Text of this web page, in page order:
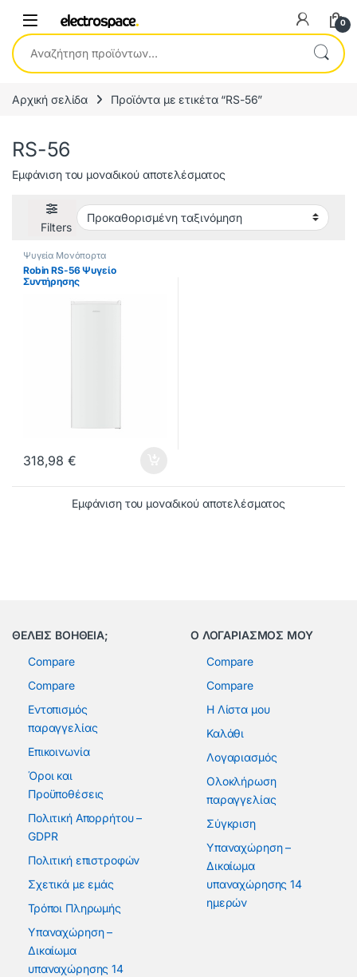
0
Αναζήτηση για:
Αρχική σελίδα Προϊόντα με ετικέτα “RS-56”
RS-56
Εμφάνιση του μοναδικού αποτελέσματος
Filters
Ψυγεία Μονόπορτα
Robin RS-56 Ψυγείο
Συντήρησης
(ΕΩΣ 12 ΔΟΣΕΙΣ)
318,98€
Εμφάνιση του μοναδικού αποτελέσματος
ΘΕΛΕΙΣ ΒΟΗΘΕΙΑ;
Compare
Compare
Εντοπισμός
παραγγελίας
Επικοινωνία
Όροι και
Προϋποθέσεις
Πολιτική Απορρήτου –
GDPR
Πολιτική επιστροφών
Σχετικά με εμάς
Τρόποι Πληρωμής
Υπαναχώρηση –
Δικαίωμα
υπαναχώρησης 14
Ο ΛΟΓΑΡΙΑΣΜΟΣ ΜΟΥ
Compare
Compare
Η Λίστα μου
Καλάθι
Λογαριασμός
Ολοκλήρωση
παραγγελίας
Σύγκριση
Υπαναχώρηση –
Δικαίωμα
υπαναχώρησης 14
ημερών